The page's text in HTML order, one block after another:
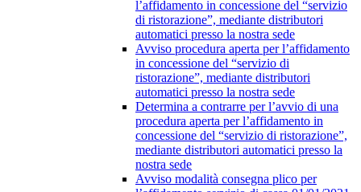
l’affidamento in concessione del “servizio
di ristorazione”, mediante distributori
automatici presso la nostra sede
Avviso procedura aperta per l’affidamento
in concessione del “servizio di
ristorazione”, mediante distributori
automatici presso la nostra sede
Determina a contrarre per l’avvio di una
procedura aperta per l’affidamento in
concessione del “servizio di ristorazione”,
mediante distributori automatici presso la
nostra sede
Avviso modalità consegna plico per